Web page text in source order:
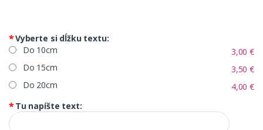
*Vyberte si dĺžku textu:
Do 10cm
3,00 €
Do 15cm
3,50 €
Do 20cm
4,00 €
*Tu napíšte text: